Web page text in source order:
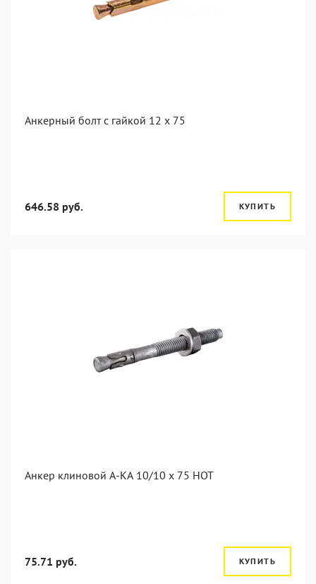
Анкерный болт с гайкой 12 x 75
646.58 руб. КУПИТЬ
Анкер клиновой А-КА 10/10 x 75 HOT
75.71 руб. КУПИТЬ